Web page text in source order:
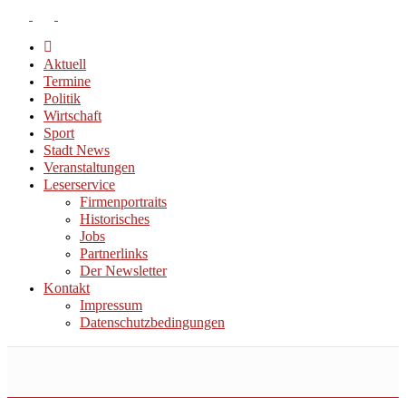
Aktuell
Termine
Politik
Wirtschaft
Sport
Stadt News
Veranstaltungen
Leserservice
Firmenportraits
Historisches
Jobs
Partnerlinks
Der Newsletter
Kontakt
Impressum
Datenschutzbedingungen